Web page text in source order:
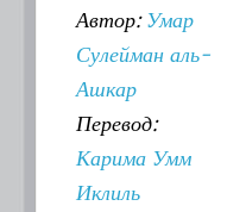
Автор:Умар
Сулейман аль-
Ашкар
Перевод:
Карима Умм
Иклиль